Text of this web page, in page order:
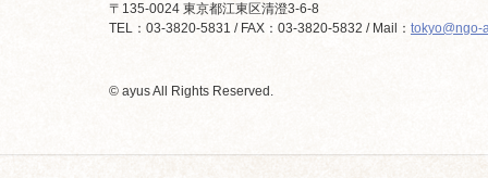
〒135-0024 東京都江東区清澄3-6-8
TEL：03-3820-5831 / FAX：03-3820-5832 / Mail： tokyo@ngo-
© ayus All Rights Reserved.